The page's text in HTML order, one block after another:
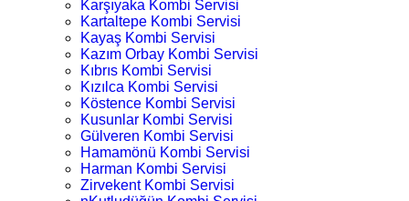
Karşıyaka Kombi Servisi
Kartaltepe Kombi Servisi
Kayaş Kombi Servisi
Kazım Orbay Kombi Servisi
Kıbrıs Kombi Servisi
Kızılca Kombi Servisi
Köstence Kombi Servisi
Kusunlar Kombi Servisi
Gülveren Kombi Servisi
Hamamönü Kombi Servisi
Harman Kombi Servisi
Zirvekent Kombi Servisi